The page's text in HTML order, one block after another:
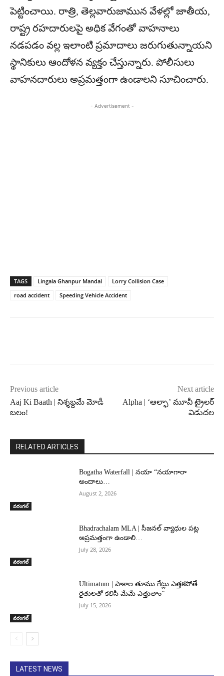
పెట్టించాయి. రాత్రి, తెల్లవారుజామున వేళల్లో జాతీయ,
రాష్ట్ర రహదారులపై అధిక వేగంతో వాహనాలు
నడపడం వల్ల ఇలాంటి ప్రమాదాలు జరుగుతున్నాయని
స్థానికులు ఆందోళన వ్యక్తం చేస్తున్నారు. పోలీసులు
వాహనదారులు అప్రమత్తంగా ఉండాలని సూచించారు.
- Advertisement -
TAGS Lingala Ghanpur Mandal
Lorry Collision Case
road accident
Speeding Vehicle Accident
Previous article
Aaj Ki Baath | నిశ్శబ్దమే మోడీ
బలం!
Next article
Alpha | ‘ఆల్ఫా’ మూవీ ట్రైల‌ర్
విడుద‌ల‌
RELATED ARTICLES
వరంగల్‌
Bogatha Waterfall | నయా “నయాగారా
అందాలు…
August 2, 2026
వరంగల్‌
Bhadrachalam MLA | సీజనల్ వ్యాధుల పట్ల
అప్రమత్తంగా ఉండాలి…
July 28, 2026
వరంగల్‌
Ultimatum | పాకాల తూము గేట్లు ఎత్తకపోతే
రైతులతో కలిసి మేమే ఎత్తుతాం”
July 15, 2026
LATEST NEWS